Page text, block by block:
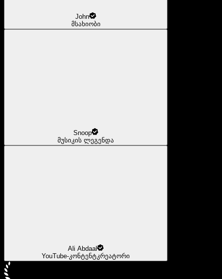
John
მსახიობი
Snoop
მუსიკის ლეგენდა
Ali Abdaal
YouTube-კონტენტკრეატორი